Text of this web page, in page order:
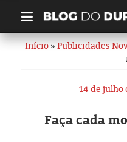
Quem é
Início»Publicidades
14 de julho
Faça cada